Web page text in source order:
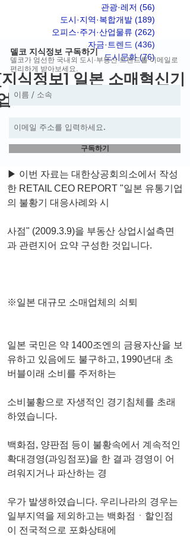
관광·레저 (56)
도시·지역·복합개발 (189)
오피스·주거·산업물류 (262)
자금·트렌드 (436)
도시문화 (76)게시물 76
식정보] 일본 소매혁신기
▶ 이번 자료는 대한상공회의소에서 작성
한 RETAIL CEO REPORT "일본 유통기업
의 불황기 대응사례와 시
사점" (2009.3.9)을 부동산 상업시설측면
과 관련지어 요약 구성한 것입니다.
※일본 대규모 소매업체의 쇠퇴
일본 국민은 약 1400조엔의 금융자산을 보
유하고 있음에도 불구하고, 1990년대 초
버블이래 소비를 주저하는
소비불황으로 자생적인 경기침체를 초래
하였습니다.
백화점, 양판점 등이 불황속에서 계속적인
확대경영(과잉점포)을 한 결과 경영이 어
려워지거나 파산하는 경
우가 발생하였습니다. 우리나라의 경우는
일부지역을 제외하고는 백화점ㆍ할인점
이 전국적으로 포화상태에
델코 지식정보 구독하기
델코가 엄선한 국내외 도시·부동산 트렌드를 이메일로
편리하게 받아보세요.
구독하기